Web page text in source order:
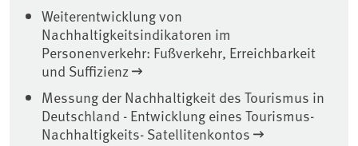
Weiterentwicklung von
Nachhaltigkeitsindikatoren im
Personenverkehr: Fußverkehr, Erreichbarkeit
und Suffizienz
Messung der Nachhaltigkeit des Tourismus in
Deutschland - Entwicklung eines Tourismus-
Nachhaltigkeits- Satellitenkontos